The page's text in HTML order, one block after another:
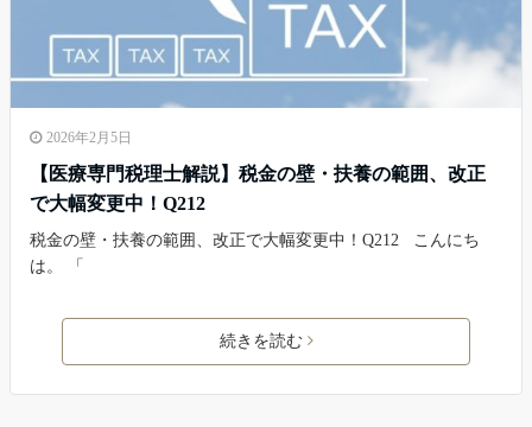
2026年2月5日
【医療専門税理士解説】税金の壁・扶養の範囲、改正
で大幅変更中！Q212
税金の壁・扶養の範囲、改正で大幅変更中！Q212 こんにち
は。 「
続きを読む